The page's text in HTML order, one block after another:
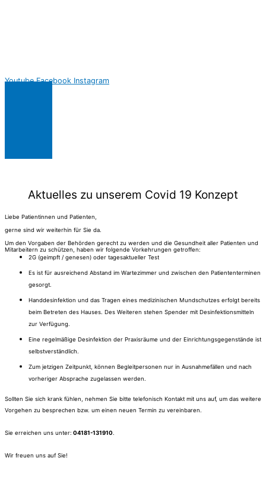
Youtube Facebook Instagram
Aktuelles zu unserem Covid 19 Konzept
Liebe Patientinnen und Patienten,
gerne sind wir weiterhin für Sie da.
Um den Vorgaben der Behörden gerecht zu werden und die Gesundheit aller Patienten und
Mitarbeitern zu schützen, haben wir folgende Vorkehrungen getroffen:
2G (geimpft / genesen) oder tagesaktueller Test
Es ist für ausreichend Abstand im Wartezimmer und zwischen den Patiententerminen
gesorgt.
Handdesinfektion und das Tragen eines medizinischen Mundschutzes erfolgt bereits
beim Betreten des Hauses. Des Weiteren stehen Spender mit Desinfektionsmitteln
zur Verfügung.
Eine regelmäßige Desinfektion der Praxisräume und der Einrichtungsgegenstände ist
selbstverständlich.
Zum jetzigen Zeitpunkt, können Begleitpersonen nur in Ausnahmefällen und nach
vorheriger Absprache zugelassen werden.​
Sollten Sie sich krank fühlen, nehmen Sie bitte telefonisch Kontakt mit uns auf, um das weitere
Vorgehen zu besprechen bzw. um einen neuen Termin zu vereinbaren.
Sie erreichen uns unter: 04181-131910
Wir freuen uns auf Sie!